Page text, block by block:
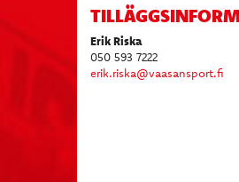
Erik Riska
050 593 7222
erik.riska@vaasansport.fi